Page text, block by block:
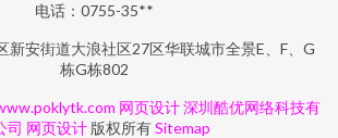
电话：0755-35**
新安街道大浪社区27区华联城市全景E、F、G
栋G栋802
网页设计 深圳酷优网络科技有
司 网页设计 版权所有Sitemap